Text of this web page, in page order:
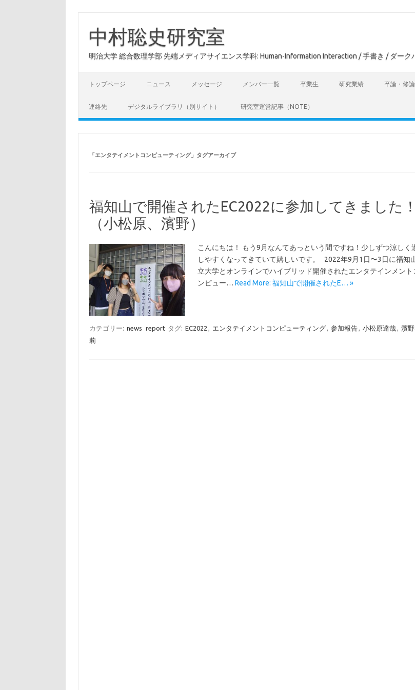
中村聡史研究室
明治大学 総合数理学部 先端メディアサイエンス学科: Human-Information Interaction / 手書き / ダーク
トップページ ニュース メッセージ メンバー一覧 卒業生 研究業績 卒論・修論
連絡先 デジタルライブラリ（別サイト） 研究室運営記事（NOTE）
「エンタテイメントコンピューティング」タグアーカイブ
福知山で開催されたEC2022に参加してきました！
（小松原、濱野）
こんにちは！ もう9月なんてあっという間ですね！少しずつ涼しく
しやすくなってきていて嬉しいです。 2022年9月1日〜3日に福知
立大学とオンラインでハイブリッド開催されたエンタテインメント
ンピュー… Read More: 福知山で開催されたE… »
カテゴリー: news report タグ: EC2022 , エンタテイメントコンピューティング, 参加報告, 小松原達哉, 濱
莉